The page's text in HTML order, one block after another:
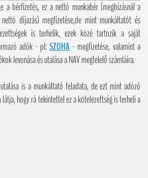
a bérfizetés, ez a nettó munkabér (megbízásnál a
díjazás) megfizetése,de mint munkáltatót és
is terhelik, ezek közé tartozik a saját
adók - pl:SZOHA- megfizetése, valamint a
levonása és utalása a NAV megfelelő számláira.
is a munkáltató feladata, de ezt mint adózó
hogy rá tekintettel ez a kötelezettség is terheli a